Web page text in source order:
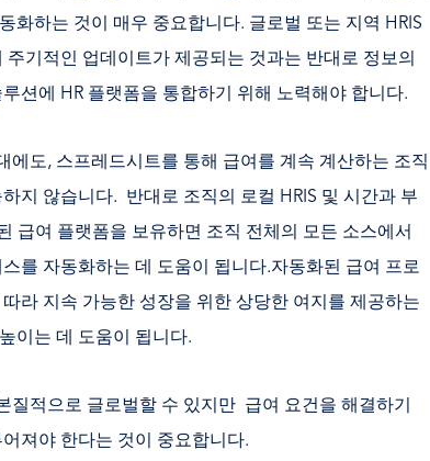
화하는 것이 매우 중요합니다. 글로벌 또는 지역 HRIS
기적인 업데이트가 제공되는 것과는 반대로 정보의
션에 HR 플랫폼을 통합하기 위해 노력해야 합니다.
에도, 스프레드시트를 통해 급여를 계속 계산하는 조직
지 않습니다. 반대로 조직의 로컬 HRIS 및 시간과 부
급여 플랫폼을 보유하면 조직 전체의 모든 소스에서
를 자동화하는 데 도움이 됩니다.자동화된 급여 프로
라 지속 가능한 성장을 위한 상당한 여지를 제공하는
이는 데 도움이 됩니다.
질적으로 글로벌할 수 있지만 급여 요건을 해결하기
져야 한다는 것이 중요합니다.